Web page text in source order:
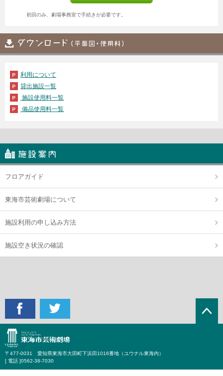
初回のみ、劇場事務室で手続きが必要です。
利用について
貸出施設一覧
施設使用料一覧
備品使用料一覧
フロアガイド
東海市芸術劇場について
施設利用の申し込み方法
施設空き状況の確認
〒477-0031 愛知県東海市大田町下浜田1016番地（ユウナル東海内）
[ 電話 ]0562-38-7030